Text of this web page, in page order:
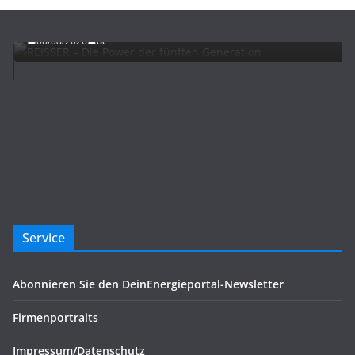
REISSER – Die Power der fünften Generation
06/08/2026 dc
Service
Abonnieren Sie den DeinEnergieportal-Newsletter
Firmenportraits
Impressum/Datenschutz